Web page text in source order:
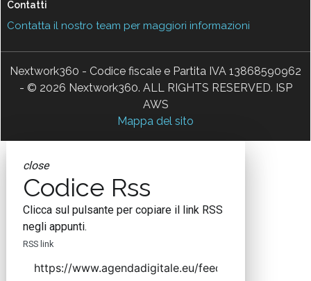
Contatti
Contatta il nostro team per maggiori informazioni
Nextwork360 - Codice fiscale e Partita IVA 13868590962
- © 2026 Nextwork360. ALL RIGHTS RESERVED. ISP
AWS
Mappa del sito
close
Codice Rss
Clicca sul pulsante per copiare il link RSS
negli appunti.
RSS link